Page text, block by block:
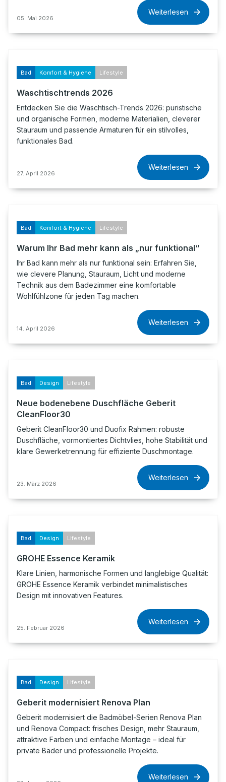
05. Mai 2026
Weiterlesen
Bad Komfort & Hygiene Lifestyle
Waschtischtrends 2026
Entdecken Sie die Waschtisch-Trends 2026: puristische
und organische Formen, moderne Materialien, cleverer
Stauraum und passende Armaturen für ein stilvolles,
funktionales Bad.
27. April 2026
Weiterlesen
Bad Komfort & Hygiene Lifestyle
Warum Ihr Bad mehr kann als „nur funktional“
Ihr Bad kann mehr als nur funktional sein: Erfahren Sie,
wie clevere Planung, Stauraum, Licht und moderne
Technik aus dem Badezimmer eine komfortable
Wohlfühlzone für jeden Tag machen.
14. April 2026
Weiterlesen
Bad Design Lifestyle
Neue bodenebene Duschfläche Geberit
CleanFloor30
Geberit CleanFloor30 und Duofix Rahmen: robuste
Duschfläche, vormontiertes Dichtvlies, hohe Stabilität und
klare Gewerketrennung für effiziente Duschmontage.
23. März 2026
Weiterlesen
Bad Design Lifestyle
GROHE Essence Keramik
Klare Linien, harmonische Formen und langlebige Qualität:
GROHE Essence Keramik verbindet minimalistisches
Design mit innovativen Features.
25. Februar 2026
Weiterlesen
Bad Design Lifestyle
Geberit modernisiert Renova Plan
Geberit modernisiert die Badmöbel-Serien Renova Plan
und Renova Compact: frisches Design, mehr Stauraum,
attraktive Farben und einfache Montage – ideal für
private Bäder und professionelle Projekte.
Weiterlesen